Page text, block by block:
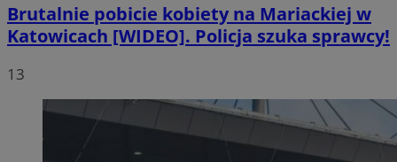
Brutalnie pobicie kobiety na Mariackiej w
Katowicach [WIDEO]. Policja szuka sprawcy!
13